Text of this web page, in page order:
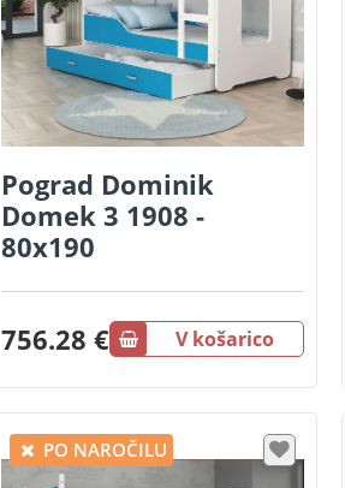
Pograd Dominik
Domek 3 1908 -
80x190
756.28 € V košarico
PO NAROČILU